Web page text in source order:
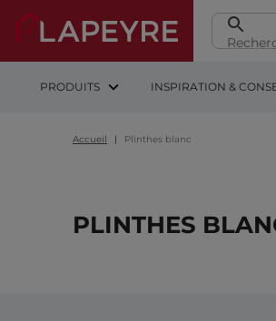
PRODUITS INSPIRATION &
Accueil Plinthes blanc
PLINTHES